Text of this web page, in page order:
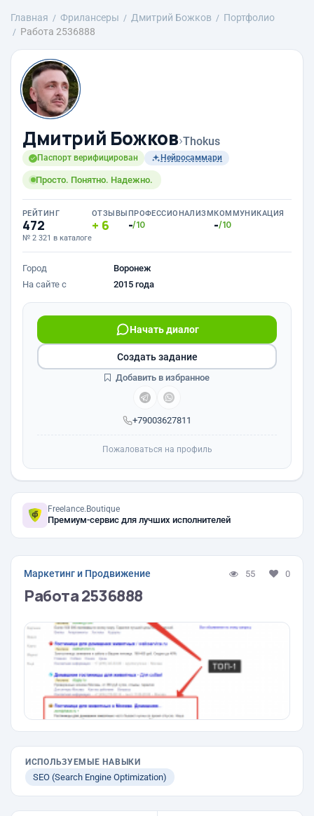
Главная Фрилансеры Дмитрий Божков
Портфолио
Работа 2536888
Дмитрий Божков›Thokus
Паспорт верифицирован Нейросаммари
Просто. Понятно. Надежно.
РЕЙТИНГ
472
№ 2 321 в каталоге
ОТЗЫВЫ
6
ПРОФЕССИОНАЛИЗМ
-/10
КОММУНИКАЦИЯ
-/10
Город
Воронеж
На сайте с
2015 года
+79003627811
Начать диалог
Создать задание
Добавить в избранное
Пожаловаться на профиль
Freelance.Boutique
Премиум-сервис для лучших исполнителей
Маркетинг и Продвижение 55 0
Работа 2536888
ИСПОЛЬЗУЕМЫЕ НАВЫКИ
SEO (Search Engine Optimization)